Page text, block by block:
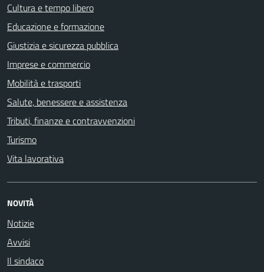
Cultura e tempo libero
Educazione e formazione
Giustizia e sicurezza pubblica
Imprese e commercio
Mobilità e trasporti
Salute, benessere e assistenza
Tributi, finanze e contravvenzioni
Turismo
Vita lavorativa
NOVITÀ
Notizie
Avvisi
Il sindaco